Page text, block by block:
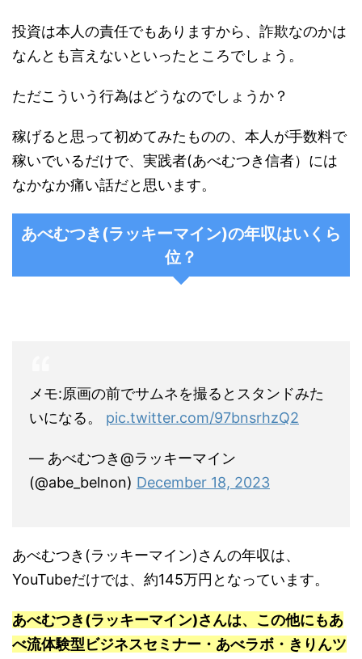
投資は本人の責任でもありますから、詐欺なのかは
なんとも言えないといったところでしょう。
ただこういう行為はどうなのでしょうか？
稼げると思って初めてみたものの、本人が手数料で
稼いでいるだけで、実践者(あべむつき信者）には
なかなか痛い話だと思います。
あべむつき (ラッキーマイン)の年収はいくら
位？
メモ:原画の前でサムネを撮るとスタンドみた
いになる。 pic.twitter.com/97bnsrhzQ2
— あべむつき@ラッキーマイン
(@abe_belnon) December 18, 2023
あべむつき(ラッキーマイン)さんの年収は、
YouTubeだけでは、約145万円となっています。
あべむつき(ラッキーマイン)さんは、この他にもあ
べ流体験型ビジネスセミナー・あべラボ・きりんツ